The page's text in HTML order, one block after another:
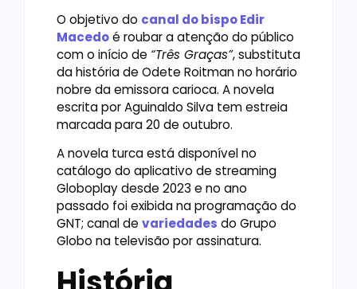
O objetivo do canal do bispo Edir
Macedoé roubar a atenção do público
com o início de “Três Graças”, substituta
da história de Odete Roitman no horário
nobre da emissora carioca. A novela
escrita por Aguinaldo Silva tem estreia
marcada para 20 de outubro.
A novela turca está disponível no
catálogo do aplicativo de streaming
Globoplay desde 2023 e no ano
passado foi exibida na programação do
GNT; canal de variedades do Grupo
Globo na televisão por assinatura.